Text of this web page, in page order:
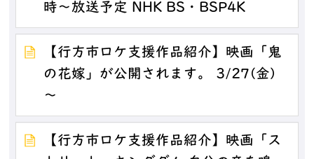
時～放送予定 NHK BS・BSP4K
【行方市ロケ支援作品紹介】映画「鬼
の花嫁」が公開されます。 3/27(金)
～
【行方市ロケ支援作品紹介】映画「ス